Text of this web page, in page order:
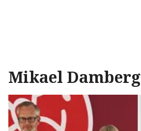
Mikael Damberg